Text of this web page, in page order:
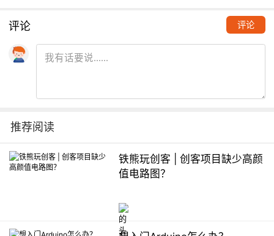
评论 评论
推荐阅读
铁熊玩创客 | 创客项目缺少高颜
值电路图？